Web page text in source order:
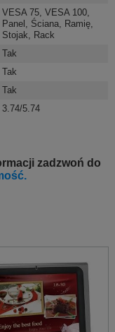
VESA 75 VESA 100
Panel
Ściana Ramię
Stojak
Rack
Tak
Tak
Tak
3.74/5.74
zadzwoń do